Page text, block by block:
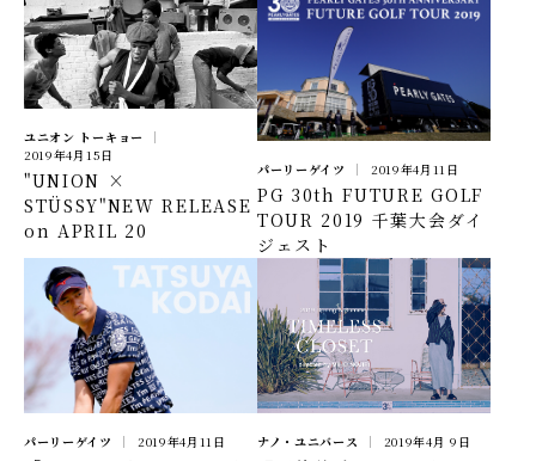
ユニオン トーキョー
2019年4月15日
"UNION ×
STÜSSY"NEW RELEASE
on APRIL 20
パーリーゲイツ 2019年4月11日
PG 30th FUTURE GOLF
TOUR 2019 千葉大会ダイ
ジェスト
パーリーゲイツ 2019年4月11日 ナノ・ユニバース 2019年4月 9日